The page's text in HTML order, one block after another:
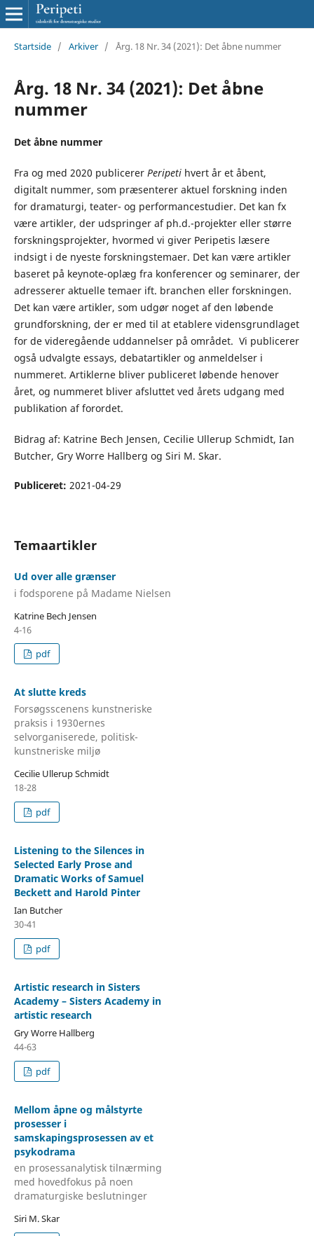
Startside / Arkiver / Årg. 18 Nr. 34 (2021): Det åbne nummer
Årg. 18 Nr. 34 (2021): Det åbne
nummer
Det åbne nummer
Fra og med 2020 publicerer Peripetihvert år et åbent,
digitalt nummer, som præsenterer aktuel forskning inden
for dramaturgi, teater- og performancestudier. Det kan fx
være artikler, der udspringer af ph.d.-projekter eller større
forskningsprojekter, hvormed vi giver Peripetis læsere
indsigt i de nyeste forskningstemaer. Det kan være artikler
baseret på keynote-oplæg fra konferencer og seminarer, der
adresserer aktuelle temaer ift. branchen eller forskningen.
Det kan være artikler, som udgør noget af den løbende
grundforskning, der er med til at etablere vidensgrundlaget
for de videregående uddannelser på området. Vi publicerer
også udvalgte essays, debatartikler og anmeldelser i
nummeret. Artiklerne bliver publiceret løbende henover
året, og nummeret bliver afsluttet ved årets udgang med
publikation af forordet.
Bidrag af: Katrine Bech Jensen, Cecilie Ullerup Schmidt, Ian
Butcher, Gry Worre Hallberg og Siri M. Skar.
Publiceret: 2021-04-29
Temaartikler
Ud over alle grænser
i fodsporene på Madame Nielsen
Katrine Bech Jensen
4-16
pdf
At slutte kreds
Forsøgsscenens kunstneriske
praksis i 1930ernes
selvorganiserede, politisk-
kunstneriske miljø
Cecilie Ullerup Schmidt
18-28
pdf
Listening to the Silences in
Selected Early Prose and
Dramatic Works of Samuel
Beckett and Harold Pinter
Ian Butcher
30-41
pdf
Artistic research in Sisters
Academy – Sisters Academy in
artistic research
Gry Worre Hallberg
44-63
pdf
Mellom åpne og målstyrte
prosesser i
samskapingsprosessen av et
psykodrama
en prosessanalytisk tilnærming
med hovedfokus på noen
dramaturgiske beslutninger
Siri M. Skar